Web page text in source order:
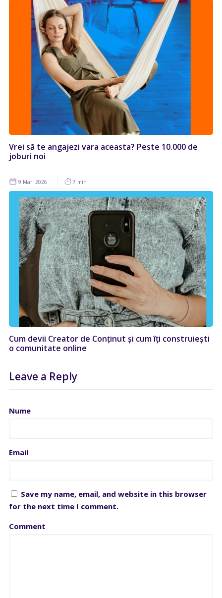
Vrei să te angajezi vara aceasta? Peste 10.000 de
joburi noi
9 Mar. 2026 7 min
Cum devii Creator de Conținut și cum îți construiești
o comunitate online
Leave a Reply
Nume
Email
Save my name, email, and website in this browser
for the next time I comment.
Comment